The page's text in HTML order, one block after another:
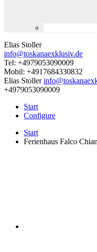
Elias Stoller
info@toskanaexklusiv.de
Tel: +4979053090009
Mobil: +4917684330832
Elias Stoller
+4979053090009
Start
Configure
Start
Ferienhaus Falco